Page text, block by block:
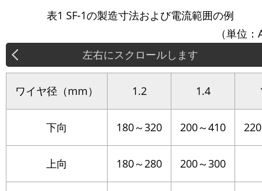
表1 SF-1の製造寸法および電流範囲の例
（単位：
ワイヤ径（mm） 1.2 1.4
下向 180～320 200～410
上向 180～280 200～300